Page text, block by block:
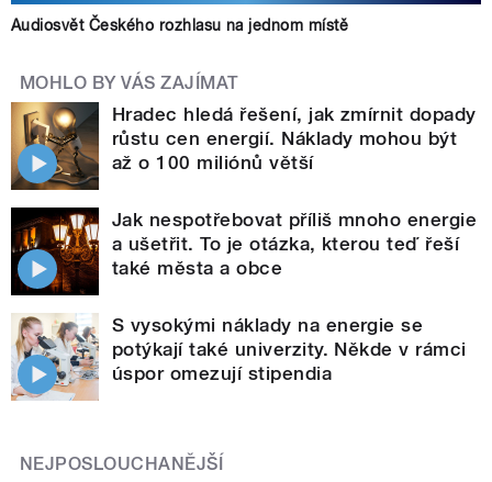
Audiosvět Českého rozhlasu na jednom místě
MOHLO BY VÁS ZAJÍMAT
Hradec hledá řešení, jak zmírnit dopady
růstu cen energií. Náklady mohou být
až o 100 miliónů větší
Jak nespotřebovat příliš mnoho energie
a ušetřit. To je otázka, kterou teď řeší
také města a obce
S vysokými náklady na energie se
potýkají také univerzity. Někde v rámci
úspor omezují stipendia
NEJPOSLOUCHANĚJŠÍ